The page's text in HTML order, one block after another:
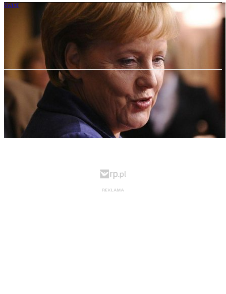
ŚWIAT
Niemcy: co zrobić z Turkami?